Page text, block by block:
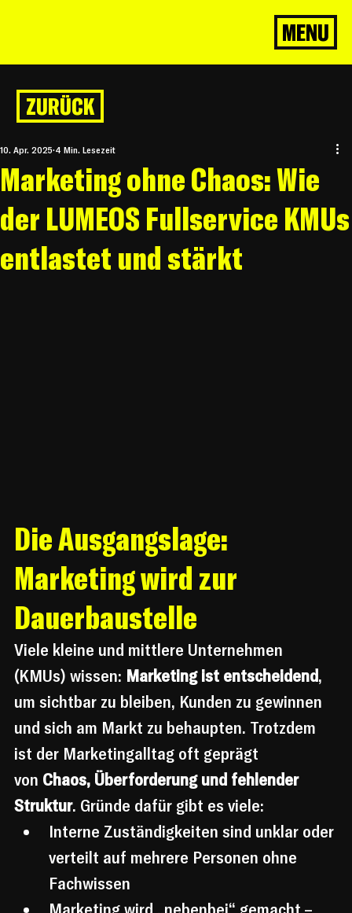
MENU
ZURÜCK
Marketing ohne Chaos: Wie
der LUMEOS Fullservice KMUs
entlastet und stärkt
10. Apr. 2025 4 Min. Lesezeit
Die Ausgangslage:
Marketing wird zur
Dauerbaustelle
Viele kleine und mittlere Unternehmen
(KMUs) wissen: Marketing ist entscheidend,
um sichtbar zu bleiben, Kunden zu gewinnen
und sich am Markt zu behaupten. Trotzdem
ist der Marketingalltag oft geprägt
von Chaos, Überforderung und fehlender
Struktur. Gründe dafür gibt es viele:
Interne Zuständigkeiten sind unklar oder
verteilt auf mehrere Personen ohne
Fachwissen